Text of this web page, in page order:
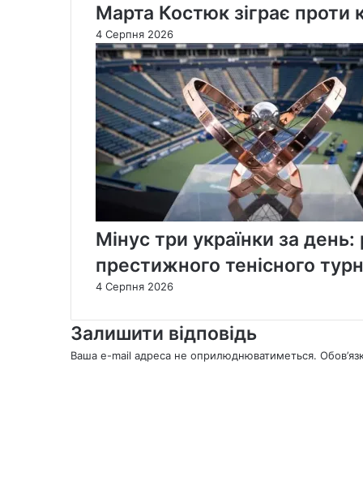
Марта Костюк зіграє проти
4 Серпня 2026
Мінус три українки за день:
престижного тенісного
4 Серпня 2026
Залишити відповідь
Ваша e-mail адреса не оприлюднюватиметься.